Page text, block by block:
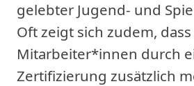
gelebter Jugend- und
Oft zeigt sich zudem, dass
Mitarbeiter*innen durch
Zertifizierung zusätzlich